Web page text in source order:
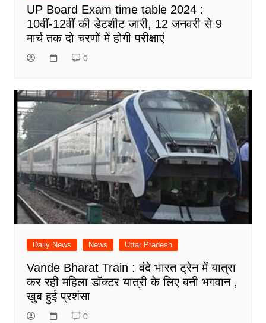
UP Board Exam time table 2024 :
10वीं-12वीं की डेटशीट जारी, 12 जनवरी से 9
मार्च तक दो चरणों में होगी परीक्षाएं
0
Daily News News Uttar Pradesh
Vande Bharat Train : वंदे भारत ट्रेन में यात्रा
कर रही महिला डॉक्टर यात्री के लिए बनी भगवान ,
खुब हुई प्रशंसा
0